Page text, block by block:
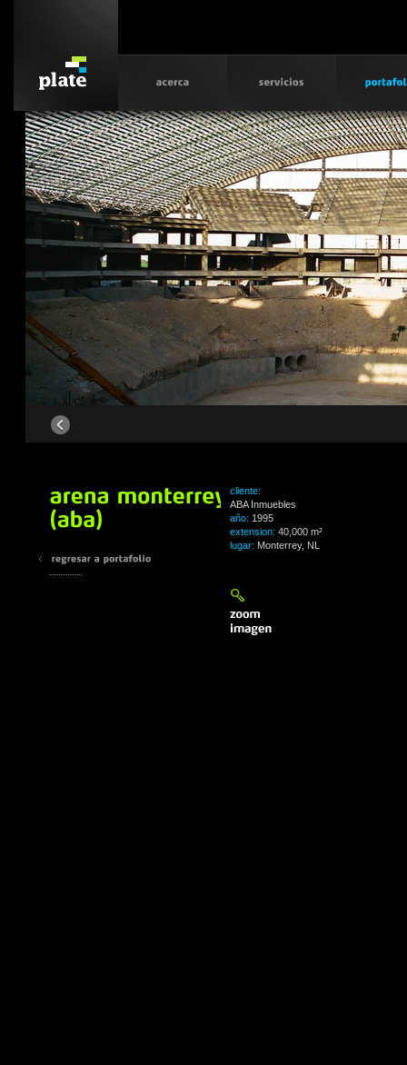
cliente:
ABA Inmuebles
año: 1995
extension: 40,000 m²
lugar: Monterrey, NL